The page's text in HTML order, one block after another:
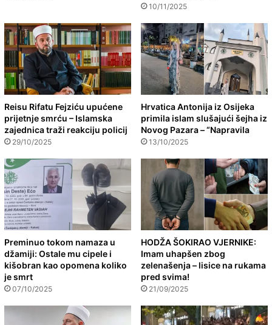
10/11/2025
Reisu Rifatu Fejziću upućene
prijetnje smrću – Islamska
zajednica traži reakciju policij
29/10/2025
Hrvatica Antonija iz Osijeka
primila islam slušajući šejha iz
Novog Pazara – “Napravila
13/10/2025
Preminuo tokom namaza u
džamiji: Ostale mu cipele i
kišobran kao opomena koliko
je smrt
07/10/2025
HODŽA ŠOKIRAO VJERNIKE:
Imam uhapšen zbog
zelenašenja – lisice na rukama
pred svima!
21/09/2025